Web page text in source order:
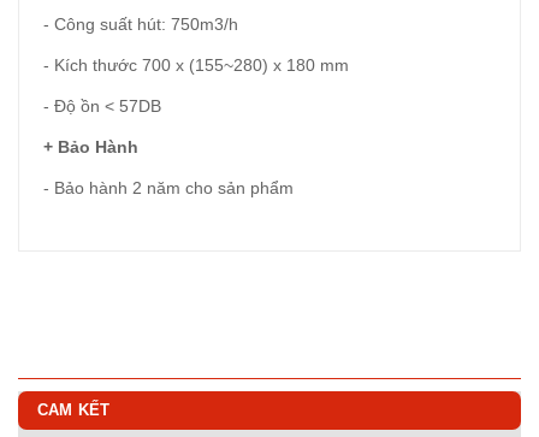
- Công suất hút: 750m3/h
- Kích thước 700 x (155~280) x 180 mm
- Độ ồn < 57DB
+ Bảo Hành
- Bảo hành 2 năm cho sản phẩm
CAM KẾT